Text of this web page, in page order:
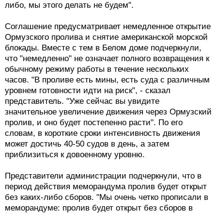
либо, мы этого делать не будем".
Соглашение предусматривает немедленное открытие
Ормузского пролива и снятие американской морской
блокады. Вместе с тем в Белом доме подчеркнули,
что "немедленно" не означает полного возвращения к
обычному режиму работы в течение нескольких
часов. "В проливе есть мины, есть суда с различным
уровнем готовности идти на риск", - сказал
представитель. "Уже сейчас вы увидите
значительное увеличение движения через Ормузский
пролив, и оно будет постепенно расти". По его
словам, в короткие сроки интенсивность движения
может достичь 40-50 судов в день, а затем
приблизиться к довоенному уровню.
Представители администрации подчеркнули, что в
период действия меморандума пролив будет открыт
без каких-либо сборов. "Мы очень четко прописали в
меморандуме: пролив будет открыт без сборов в